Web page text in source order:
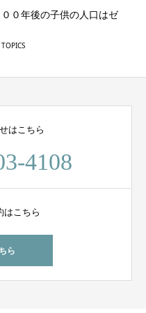
０年後の子供の人口はゼ
TOPICS
はこちら
4108
はこちら
ら